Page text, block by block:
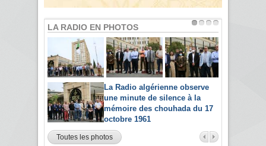
LA RADIO EN PHOTOS
La Radio algérienne observe
une minute de silence à la
mémoire des chouhada du 17
octobre 1961
Toutes les photos